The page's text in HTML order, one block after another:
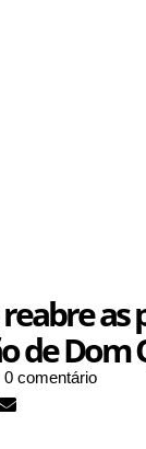
as
de Dom
0 comentário